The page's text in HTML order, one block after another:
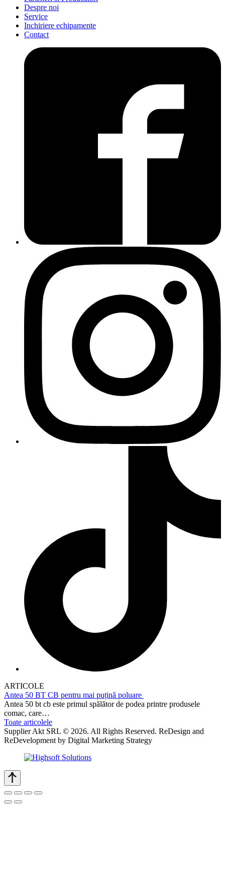
Despre noi
Service
Inchiriere echipamente
Contact
ARTICOLE
Antea 50 BT CB pentru mai puțină poluare
Antea 50 bt cb este primul spălător de podea printre produsele
comac, care…
Toate articolele
Supplier Akt SRL © 2026. All Rights Reserved. ReDesign and
ReDevelopment by Digital Marketing Strategy